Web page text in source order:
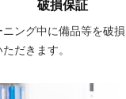
破損保証
ング中に備品等を破損
だきます。